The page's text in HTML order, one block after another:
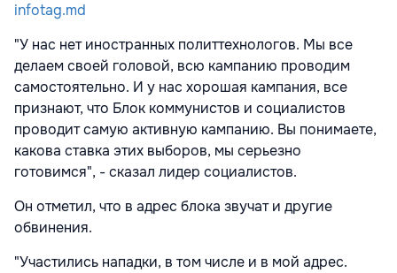
infotag.md
"У нас нет иностранных политтехнологов. Мы все
делаем своей головой, всю кампанию проводим
самостоятельно. И у нас хорошая кампания, все
признают, что Блок коммунистов и социалистов
проводит самую активную кампанию. Вы понимаете,
какова ставка этих выборов, мы серьезно
готовимся", - сказал лидер социалистов.
Он отметил, что в адрес блока звучат и другие
обвинения.
"Участились нападки, в том числе и в мой адрес.